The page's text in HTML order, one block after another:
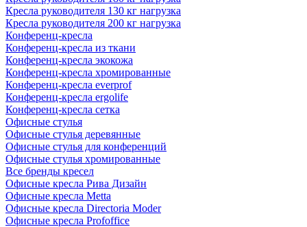
Кресла руководителя 130 кг нагрузка
Кресла руководителя 200 кг нагрузка
Конференц-кресла
Конференц-кресла из ткани
Конференц-кресла экокожа
Конференц-кресла хромированные
Конференц-кресла everprof
Конференц-кресла ergolife
Конференц-кресла сетка
Офисные стулья
Офисные стулья деревянные
Офисные стулья для конференций
Офисные стулья хромированные
Все бренды кресел
Офисные кресла Рива Дизайн
Офисные кресла Metta
Офисные кресла Directoria Moder
Офисные кресла Profoffice